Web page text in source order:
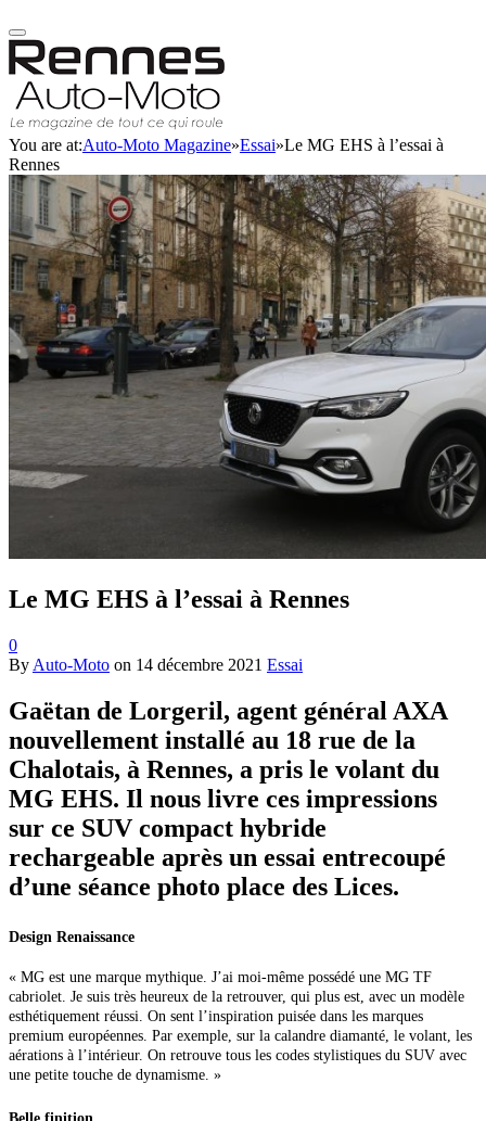
You are at:Auto-Moto Magazine»Essai»Le MG EHS à l’essai à
Rennes
Le MG EHS à l’essai à Rennes
0
By Auto-Moto on 14 décembre 2021 Essai
Gaëtan de Lorgeril, agent général AXA
nouvellement installé au 18 rue de la
Chalotais, à Rennes, a pris le volant du
MG EHS. Il nous livre ces impressions
sur ce SUV compact hybride
rechargeable après un essai entrecoupé
d’une séance photo place des Lices.
Design Renaissance
« MG est une marque mythique. J’ai moi-même possédé une MG TF
cabriolet. Je suis très heureux de la retrouver, qui plus est, avec un modèle
esthétiquement réussi. On sent l’inspiration puisée dans les marques
premium européennes. Par exemple, sur la calandre diamanté, le volant, les
aérations à l’intérieur. On retrouve tous les codes stylistiques du SUV avec
une petite touche de dynamisme. »